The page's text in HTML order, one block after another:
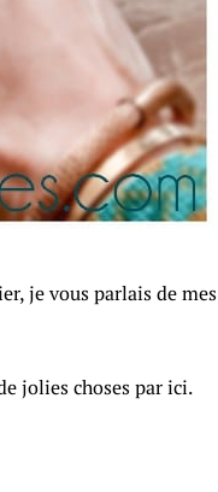
je vous parlais de mes
jolies choses par ici.